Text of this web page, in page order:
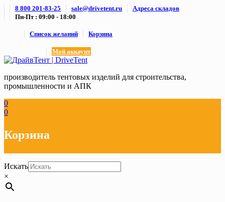
Skip8 800 201-83-25 sale@drivetent.ru
Адреса складов
Пн-Пт : 09:00 - 18:00
Список желаний Корзина
Мой аккаунт
производитель тентовых изделий для строительства,
промышленности и АПК
0
0
Корзина
Искать
×